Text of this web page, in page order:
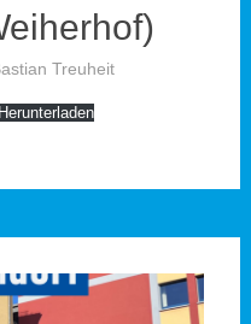
Treuheit
Herunterladen